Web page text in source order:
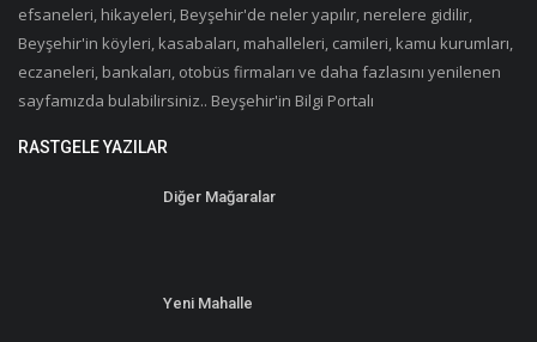
efsaneleri, hikayeleri, Beyşehir'de neler yapılır, nerelere gidilir,
Beyşehir'in köyleri, kasabaları, mahalleleri, camileri, kamu kurumları,
eczaneleri, bankaları, otobüs firmaları ve daha fazlasını yenilenen
sayfamızda bulabilirsiniz.. Beyşehir'in Bilgi Portalı
RASTGELE YAZILAR
Diğer Mağaralar
Yeni Mahalle